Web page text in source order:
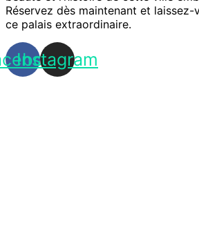
Réservez dès maintenant et
ce palais extraordinaire.
Instagram